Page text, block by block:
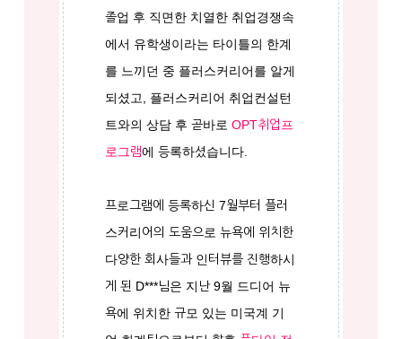
졸업 후 직면한 치열한 취업경쟁속
에서 유학생이라는 타이틀의 한계
를 느끼던 중 플러스커리어를 알게
되셨고, 플러스커리어 취업컨설턴
트와의 상담 후 곧바로OPT취업프
로그램에 등록하셨습니다.
프로그램에 등록하신 7월부터 플러
스커리어의 도움으로 뉴욕에 위치한
다양한 회사들과 인터뷰를 진행하시
게 된 D***님은 지난 9월 드디어 뉴
욕에 위치한 규모 있는 미국계 기